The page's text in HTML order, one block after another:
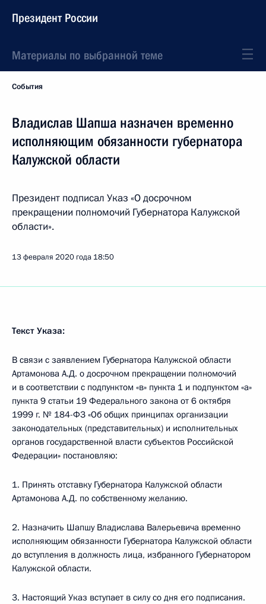
Президент России
Материалы по выбранной теме
События
Владислав Шапша назначен временно
исполняющим обязанности губернатора
Калужской области
Президент подписал Указ «О досрочном
прекращении полномочий Губернатора Калужской
области».
13 февраля 2020 года 18:50
Текст Указа:
В связи с заявлением Губернатора Калужской области
Артамонова А.Д. о досрочном прекращении полномочий
и в соответствии с подпунктом «в» пункта 1 и подпунктом «а»
пункта 9 статьи 19 Федерального закона от 6 октября
1999 г. № 184-ФЗ «Об общих принципах организации
законодательных (представительных) и исполнительных
органов государственной власти субъектов Российской
Федерации» постановляю:
1. Принять отставку Губернатора Калужской области
Артамонова А.Д. по собственному желанию.
2. Назначить Шапшу Владислава Валерьевича временно
исполняющим обязанности Губернатора Калужской области
до вступления в должность лица, избранного Губернатором
Калужской области.
3. Настоящий Указ вступает в силу со дня его подписания.